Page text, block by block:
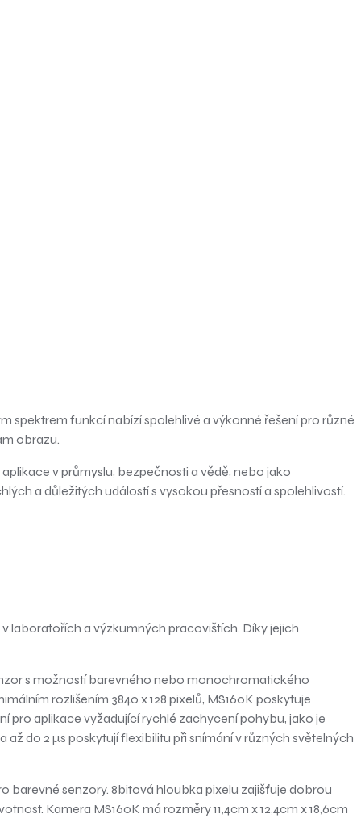
spektrem funkcí nabízí spolehlivé a výkonné řešení pro různé
obrazu.
v průmyslu, bezpečnosti a vědě, nebo jako
a důležitých událostí s vysokou přesností a spolehlivostí.
laboratořích a výzkumných pracovištích. Díky jejich
s možností barevného nebo monochromatického
rozlišením 3840 x 128 pixelů, MS160K poskytuje
pro aplikace vyžadující rychlé zachycení pohybu, jako je
do 2 µs poskytují flexibilitu při snímání v různých světelných
barevné senzory. 8bitová hloubka pixelu zajišťuje dobrou
Kamera MS160K má rozměry 11,4cm x 12,4cm x 18,6cm